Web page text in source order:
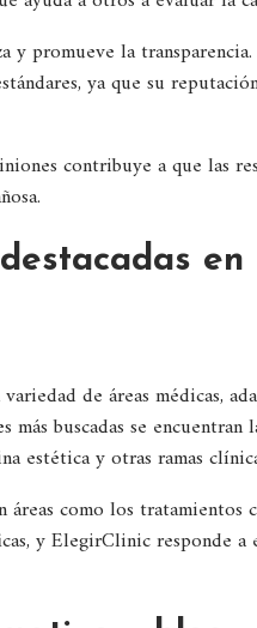
y promueve la
ya que su
contribuye a que las
de áreas médicas,
más buscadas se
estética y otras ramas
como los tratamientos
y ElegirClinic responde